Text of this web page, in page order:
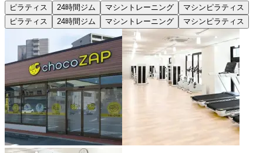
ピラティス 24時間ジム マシントレーニング
マシンピラティス
ピラティス
24時間ジム マシントレーニング マシンピラティス